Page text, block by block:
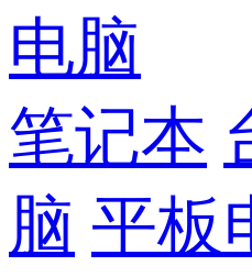
电脑
笔记本
脑 平板